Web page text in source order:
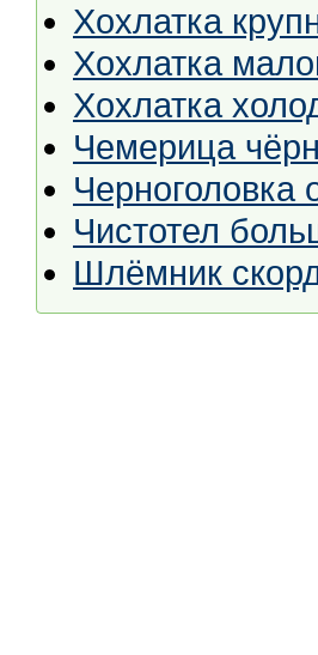
Хохлатка
Хохлатка
Хохлатка
Чемерица
Черноголовка
Чистотел
Шлёмник